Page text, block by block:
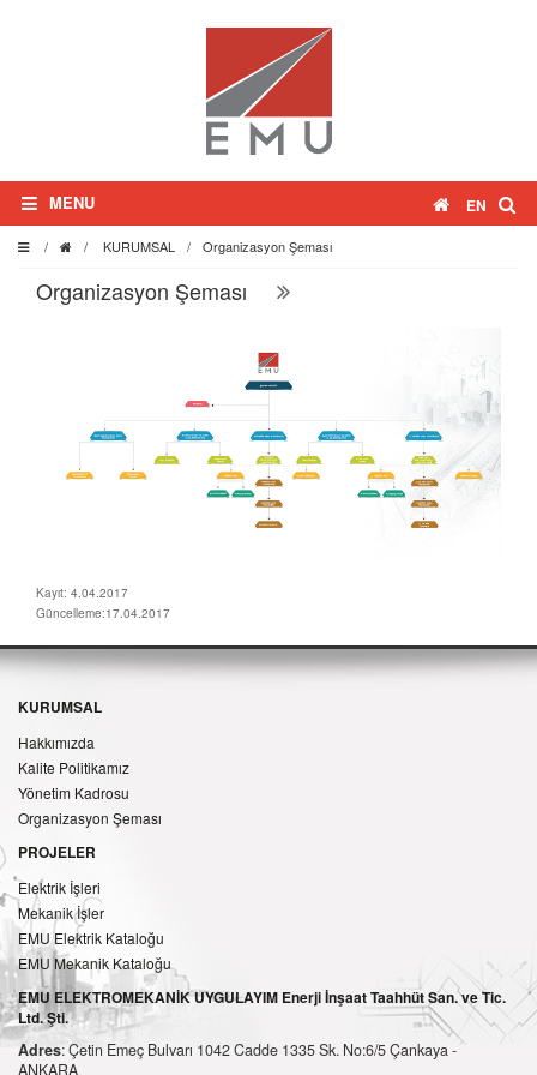
MENU EN
/ / KURUMSAL / Organizasyon Şeması
Organizasyon Şeması
Kayıt: 4.04.2017
Güncelleme:17.04.2017
KURUMSAL
Hakkımızda
Kalite Politikamız
Yönetim Kadrosu
Organizasyon Şeması
PROJELER
Elektrik İşleri
Mekanik İşler
EMU Elektrik Kataloğu
EMU Mekanik Kataloğu
EMU ELEKTROMEKANİK UYGULAYIM Enerji İnşaat Taahhüt San. ve Tic.
Ltd. Şti.
Adres: Çetin Emeç Bulvarı 1042 Cadde 1335 Sk. No:6/5 Çankaya -
ANKARA